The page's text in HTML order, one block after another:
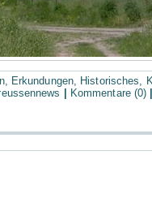
, Erkundungen, Historisches,
Kommentare (0)